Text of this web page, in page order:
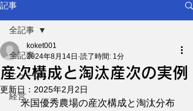
記事
全記事
ニュース
経営
全記事
産次構成と淘汰産次の実例
koket001
2024年8月14日 読了時間: 1分
更新日： 2025年2月2日
米国優秀農場の産次構成と淘汰分布